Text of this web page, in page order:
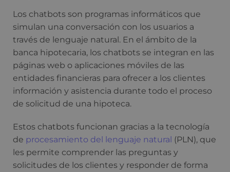
Los chatbots son programas informáticos que
simulan una conversación con los usuarios a
través de lenguaje natural. En el ámbito de la
banca hipotecaria, los chatbots se integran en las
páginas web o aplicaciones móviles de las
entidades financieras para ofrecer a los clientes
información y asistencia durante todo el proceso
de solicitud de una hipoteca.
Estos chatbots funcionan gracias a la tecnología
de procesamiento del lenguaje natural (PLN), que
les permite comprender las preguntas y
solicitudes de los clientes y responder de forma